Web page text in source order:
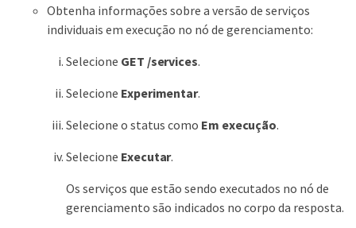
Obtenha informações sobre a versão de serviços
individuais em execução no nó de gerenciamento:
Selecione GET /services.
Selecione Experimentar.
Selecione o status como Em execução.
Selecione Executar.
Os serviços que estão sendo executados no nó de
gerenciamento são indicados no corpo da resposta.